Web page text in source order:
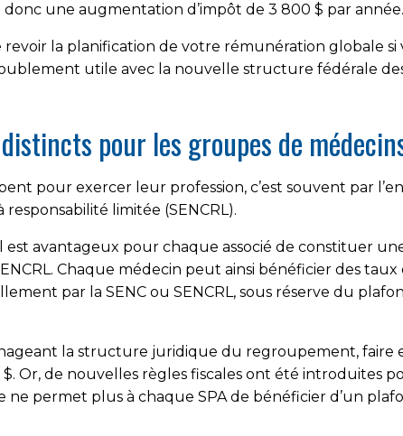
une augmentation d’impôt de 3 800 $ par année.
la planification de votre rémunération globale si
utile avec la nouvelle structure fédérale
pour les groupes de
pour exercer leur profession, c’est souvent par
limitée (SENCRL).
est avantageux pour chaque associé de constituer
Chaque médecin peut ainsi bénéficier des
par la SENC ou SENCRL, sous réserve du
la structure juridique du regroupement, faire
Or, de nouvelles règles fiscales ont été introduites
ne permet plus à chaque SPA de bénéficier d’un